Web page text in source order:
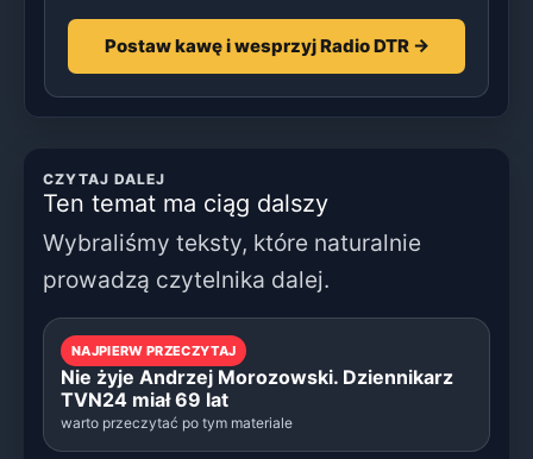
Postaw kawę i wesprzyj Radio DTR →
CZYTAJ DALEJ
Ten temat ma ciąg dalszy
Wybraliśmy teksty, które naturalnie
prowadzą czytelnika dalej.
NAJPIERW PRZECZYTAJ
Nie żyje Andrzej Morozowski. Dziennikarz
TVN24 miał 69 lat
warto przeczytać po tym materiale